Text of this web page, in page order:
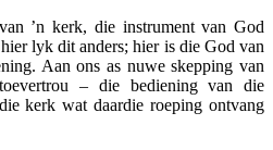
’n kerk, die instrument van God
lyk dit anders; hier is die God van
Aan ons as nuwe skepping van
– die bediening van die
kerk wat daardie roeping ontvang